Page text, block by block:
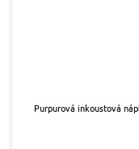
Purpurová inkoustová